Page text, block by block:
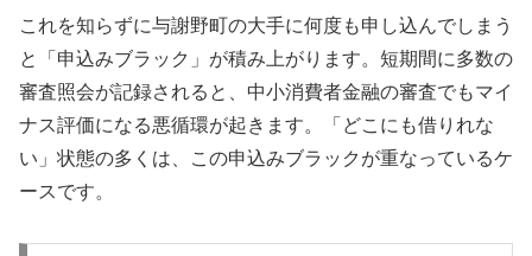
これを知らずに与謝野町の大手に何度も申し込んでしまう
と「申込みブラック」が積み上がります。短期間に多数の
審査照会が記録されると、中小消費者金融の審査でもマイ
ナス評価になる悪循環が起きます。「どこにも借りれな
い」状態の多くは、この申込みブラックが重なっているケ
ースです。